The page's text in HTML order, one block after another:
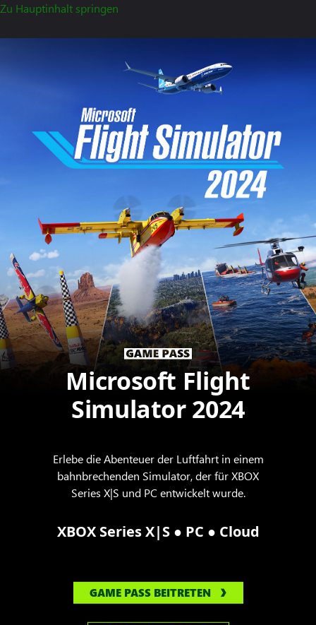
Zu Hauptinhalt springen
Microsoft Flight
Simulator 2024
Erlebe die Abenteuer der Luftfahrt in einem
bahnbrechenden Simulator, der für XBOX
Series X|S und PC entwickelt wurde.
XBOX Series X|S ● PC ● Cloud
GAME PASS BEITRETEN